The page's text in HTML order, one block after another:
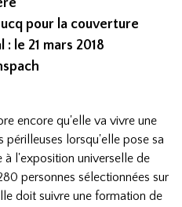
pour la couverture
le 21 mars 2018
encore qu'elle va vivre une
périlleuses lorsqu'elle pose sa
à l'exposition universelle de
personnes sélectionnées sur
doit suivre une formation de